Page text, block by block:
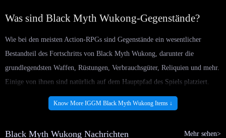
Was sind Black Myth Wukong-Gegenstände?
Wie bei den meisten Action-RPGs sind Gegenstände ein wesentlicher
Bestandteil des Fortschritts von Black Myth Wukong, darunter die
grundlegendsten Waffen, Rüstungen, Verbrauchsgüter, Reliquien und mehr.
Einige von ihnen sind natürlich auf dem Hauptpfad des Spiels platziert.
Allerdings sind ziemlich viele Gegenstände in geheimen Bereichen
versteckt oder hinter optionalen Bossen gesperrt. Diese Black Myth
Know More IGGM Black Myth Wukong Items ↓
Black Myth Wukong Nachrichten Mehr sehen>